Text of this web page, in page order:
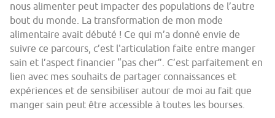
nous alimenter peut impacter des populations de l’autre
bout du monde. La transformation de mon mode
alimentaire avait débuté ! Ce qui m’a donné envie de
suivre ce parcours, c’est l'articulation faite entre manger
sain et l’aspect financier “pas cher”. C’est parfaitement en
lien avec mes souhaits de partager connaissances et
expériences et de sensibiliser autour de moi au fait que
manger sain peut être accessible à toutes les bourses.